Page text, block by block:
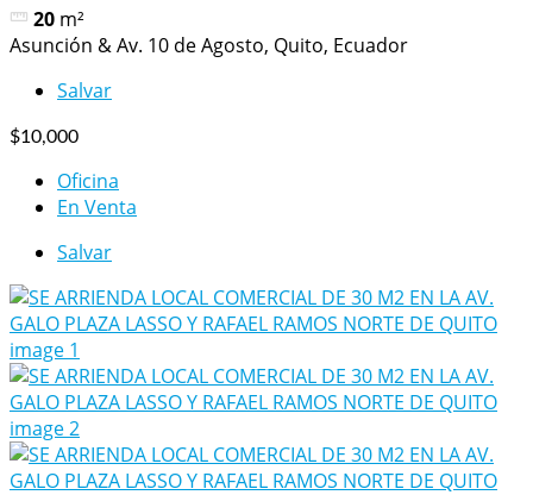
20 m²
Asunción & Av. 10 de Agosto, Quito, Ecuador
Salvar
$10,000
Oficina
En Venta
Salvar